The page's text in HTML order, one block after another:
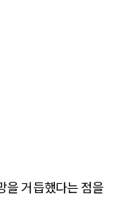
을 거듭했다는 점을